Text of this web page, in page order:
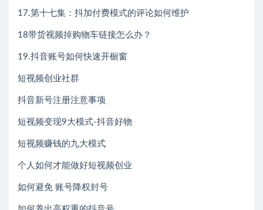
17.第十七集：抖加付费模式的评论如何维护
18带货视频掉购物车链接怎么办？
19.抖音账号如何快速开橱窗
短视频创业社群
抖音新号注册注意事项
短视频变现9大模式-抖音好物
短视频赚钱的九大模式
个人如何才能做好短视频创业
如何避免 账号降权封号